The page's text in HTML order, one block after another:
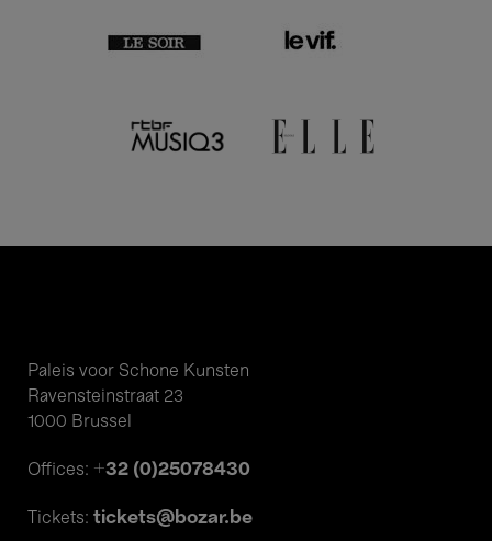
Paleis voor Schone Kunsten
Ravensteinstraat 23
1000 Brussel
Offices: +32 (0)25078430
Tickets: tickets@bozar.be